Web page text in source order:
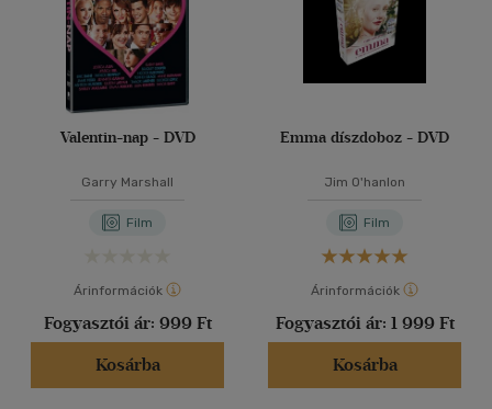
Valentin-nap - DVD
Garry Marshall
Film
Árinformációk
Fogyasztói ár: 999 Ft
Kosárba
Emma díszdoboz - DVD
Jim O'hanlon
Film
Árinformációk
Fogyasztói ár: 1 999 Ft
Kosárba